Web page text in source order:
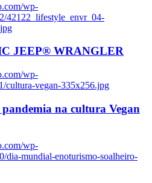
wp-
42122_lifestyle_envr_04-
JEEP® WRANGLER
wp-
cultura-vegan-335x256.jpg
pandemia na cultura Vegan
wp-
dia-mundial-enoturismo-soalheiro-